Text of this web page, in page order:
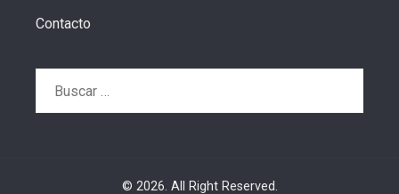
Contacto
© 2026. All Right Reserved.